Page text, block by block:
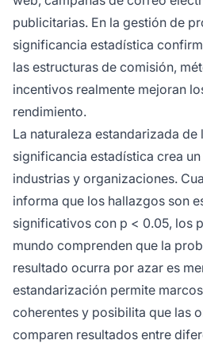
publicitarias. En la gestión de
significancia estadística
las estructuras de comisión,
incentivos realmente mejoran
rendimiento.
La naturaleza estandarizada de
significancia estadística crea
industrias y organizaciones.
informa que los hallazgos son
significativos con p < 0.05, los
mundo comprenden que la
resultado ocurra por azar es
estandarización permite
coherentes y posibilita que las
comparen resultados entre